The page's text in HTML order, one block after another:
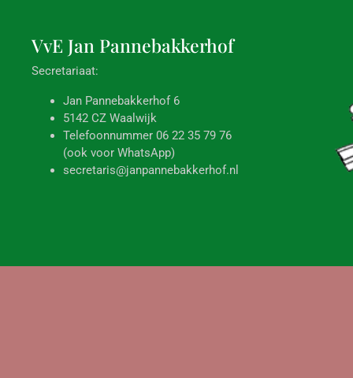
VvE Jan Pannebakkerhof
Secretariaat:
Jan Pannebakkerhof 6
5142 CZ Waalwijk
Telefoonnummer 06 22 35 79 76
(ook voor WhatsApp)
secretaris@janpannebakkerhof.nl